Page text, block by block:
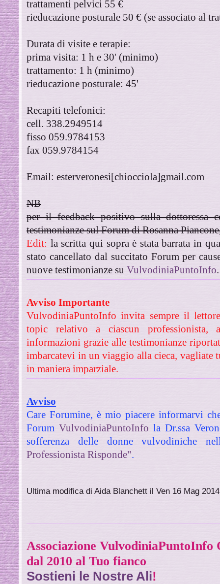
trattamenti pelvici 55 €
rieducazione posturale 50 € (se associato al
Durata di visite e terapie:
prima visita: 1 h e 30' (minimo)
trattamento: 1 h (minimo)
rieducazione posturale: 45'
Recapiti telefonici:
cell. 338.2949514
fisso 059.9784153
fax 059.9784154
Email: esterveronesi[chiocciola]gmail.com
NB
per il feedback positivo sulla dottoressa
testimonianze sul Forum di Rosanna
Edit: la scritta qui sopra è stata barrata in
stato cancellato dal succitato Forum per
nuove testimonianze suVulvodiniaPuntoInfo.
Avviso Importante
VulvodiniaPuntoInfo invita sempre il
topic relativo a ciascun
informazioni grazie alle testimonianze
imbarcatevi in un viaggio alla cieca, vagliate
in maniera imparziale.
Avviso
Care Forumine, è mio piacere informarvi
Forum VulvodiniaPuntoInfo la Dr.ssa
sofferenza delle donne vulvodìniche
Professionista Risponde".
Ultima modifica di Aida Blanchett il Ven 16 Mag
Associazione VulvodiniaPuntoInfo
dal 2010 al Tuo fianco
Sostieni le Nostre Ali!